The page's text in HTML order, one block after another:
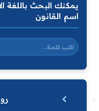
يمكنك البحث باللغة
اسم القانون